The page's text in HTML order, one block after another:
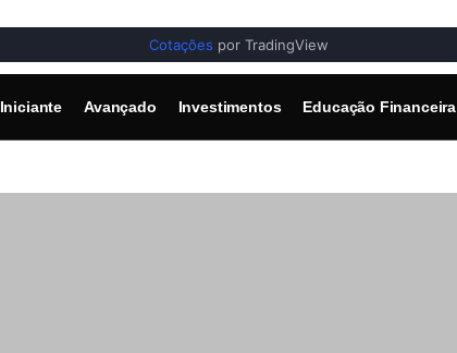
Cotações por TradingView
Iniciante Avançado Investimentos Educação Financeira